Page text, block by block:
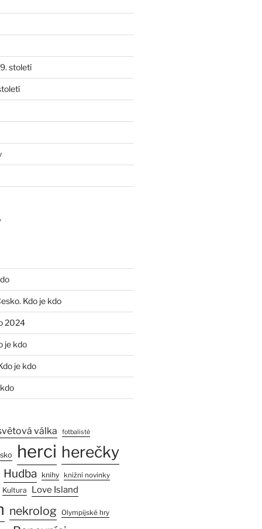
století
Kdo je kdo
2024
je kdo
je kdo
válka fotbalisté
herci herečky
Hudba knihy knižní novinky
Kultura Love Island
nekrolog Olympijské hry